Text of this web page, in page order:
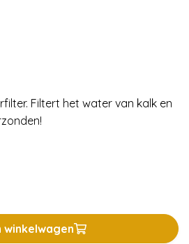
Filtert het water van kalk en
winkelwagen